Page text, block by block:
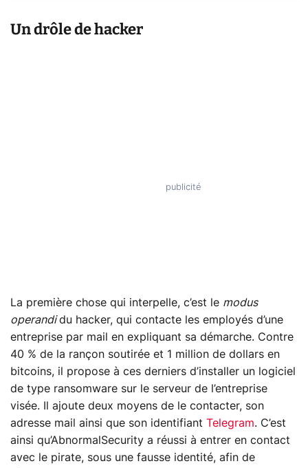
Un drôle de hacker
La première chose qui interpelle, c’est le modus
operandidu hacker, qui contacte les employés d’une
entreprise par mail en expliquant sa démarche. Contre
40 % de la rançon soutirée et 1 million de dollars en
bitcoins, il propose à ces derniers d’installer un logiciel
de type ransomware sur le serveur de l’entreprise
visée. Il ajoute deux moyens de le contacter, son
adresse mail ainsi que son identifiant Telegram. C’est
ainsi qu’AbnormalSecurity a réussi à entrer en contact
avec le pirate, sous une fausse identité, afin de